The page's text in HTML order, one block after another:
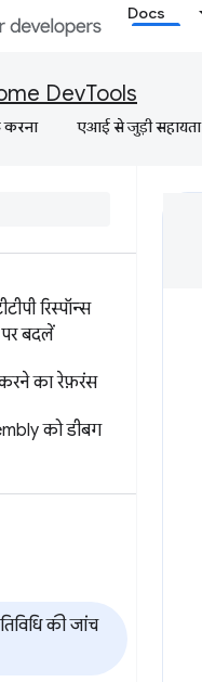
Docs
DevTools
एआई से जुड़ी सहायता
चलाएं
करने के
बदलावों को
रिस्पॉन्स
पर बदलें
का रेफ़रंस
को डीबग
की जांच